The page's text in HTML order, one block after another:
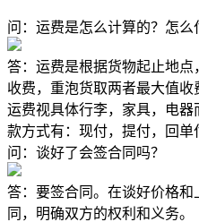
问：运费是怎么计算的？怎么
答：运费是根据货物起止地
收费，重泡货取两者最大值
运费视具体行李，家具，电
款方式有：现付，提付，回单
问：谈好了会签合同吗？
答：要签合同。在谈好价格
同，明确双方的权利和义务。